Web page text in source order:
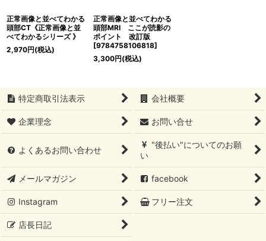
正常画像と並べてわかる
頭部CT《正常画像と並
べてわかるシリーズ 》
2,970円(税込)
正常画像と並べてわかる
頭部MRI ここが読影の
ポイント 改訂版
[9784758106818]
3,300円(税込)
特定商取引法表示 会社概要
企業理念 お問い合せ
よくあるお問い合わせ
"後払い"についてのお願
い
メールマガジン facebook
Instagram フリー注文
店長日記